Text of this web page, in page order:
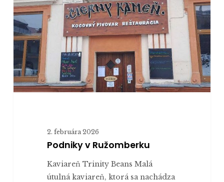
Ružomberku
2. februára 2026
Podniky v Ružomberku
Kaviareň Trinity Beans Malá
útulná kaviareň, ktorá sa nachádza